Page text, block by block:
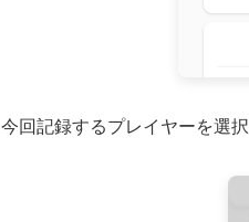
今回記録するプレイヤーを選択